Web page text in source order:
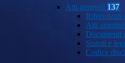
Atti generali 137
Riferimenti
Atti
Documenti
Statuti e
Codice